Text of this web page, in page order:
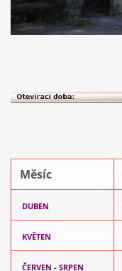
Měsíc
DUBEN
KVĚTEN
ČERVEN - SRPEN